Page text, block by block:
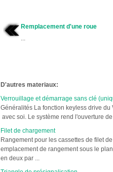
Remplacement d'une roue
...
D'autres materiaux:
Verrouillage et démarrage sans clé
Généralités La fonction keyless drive
avec soi. Le système rend l'ouverture
Filet de chargement
Rangement pour les cassettes de filet
emplacement de rangement sous le
en deux par ...